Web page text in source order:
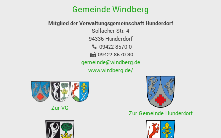
Gemeinde Windberg
Mitglied der Verwaltungsgemeinschaft Hunderdorf
Sollacher Str. 4
94336 Hunderdorf
09422 8570-0
09422 8570-30
gemeinde@windberg.de
www.windberg.de/
Zur VG
Zur Gemeinde Hunderdorf